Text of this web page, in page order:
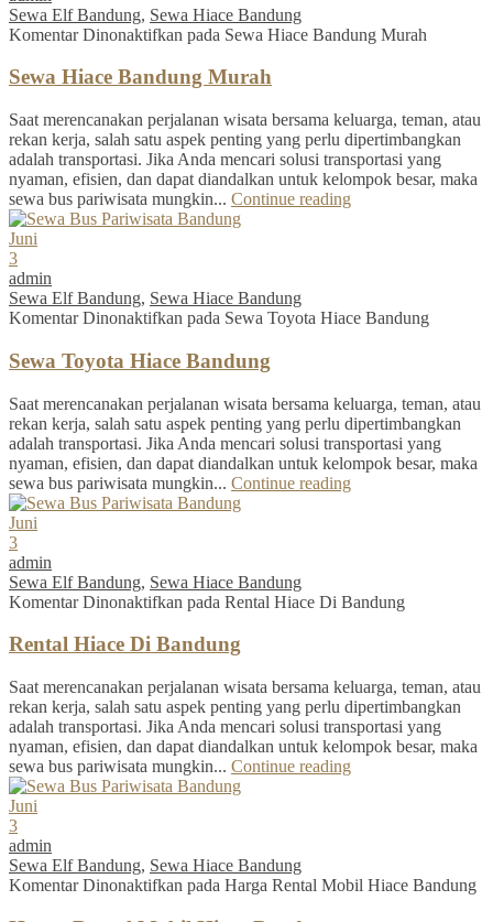
Sewa Elf Bandung, Sewa Hiace Bandung
Komentar Dinonaktifkan pada Sewa Hiace Bandung Murah
Sewa Hiace Bandung Murah
Saat merencanakan perjalanan wisata bersama keluarga, teman, atau
rekan kerja, salah satu aspek penting yang perlu dipertimbangkan
adalah transportasi. Jika Anda mencari solusi transportasi yang
nyaman, efisien, dan dapat diandalkan untuk kelompok besar, maka
sewa bus pariwisata mungkin... Continue reading
Juni
3
admin
Sewa Elf Bandung, Sewa Hiace Bandung
Komentar Dinonaktifkan pada Sewa Toyota Hiace Bandung
Sewa Toyota Hiace Bandung
Saat merencanakan perjalanan wisata bersama keluarga, teman, atau
rekan kerja, salah satu aspek penting yang perlu dipertimbangkan
adalah transportasi. Jika Anda mencari solusi transportasi yang
nyaman, efisien, dan dapat diandalkan untuk kelompok besar, maka
sewa bus pariwisata mungkin... Continue reading
Juni
3
admin
Sewa Elf Bandung, Sewa Hiace Bandung
Komentar Dinonaktifkan pada Rental Hiace Di Bandung
Rental Hiace Di Bandung
Saat merencanakan perjalanan wisata bersama keluarga, teman, atau
rekan kerja, salah satu aspek penting yang perlu dipertimbangkan
adalah transportasi. Jika Anda mencari solusi transportasi yang
nyaman, efisien, dan dapat diandalkan untuk kelompok besar, maka
sewa bus pariwisata mungkin... Continue reading
Juni
3
admin
Sewa Elf Bandung, Sewa Hiace Bandung
Komentar Dinonaktifkan pada Harga Rental Mobil Hiace Bandung